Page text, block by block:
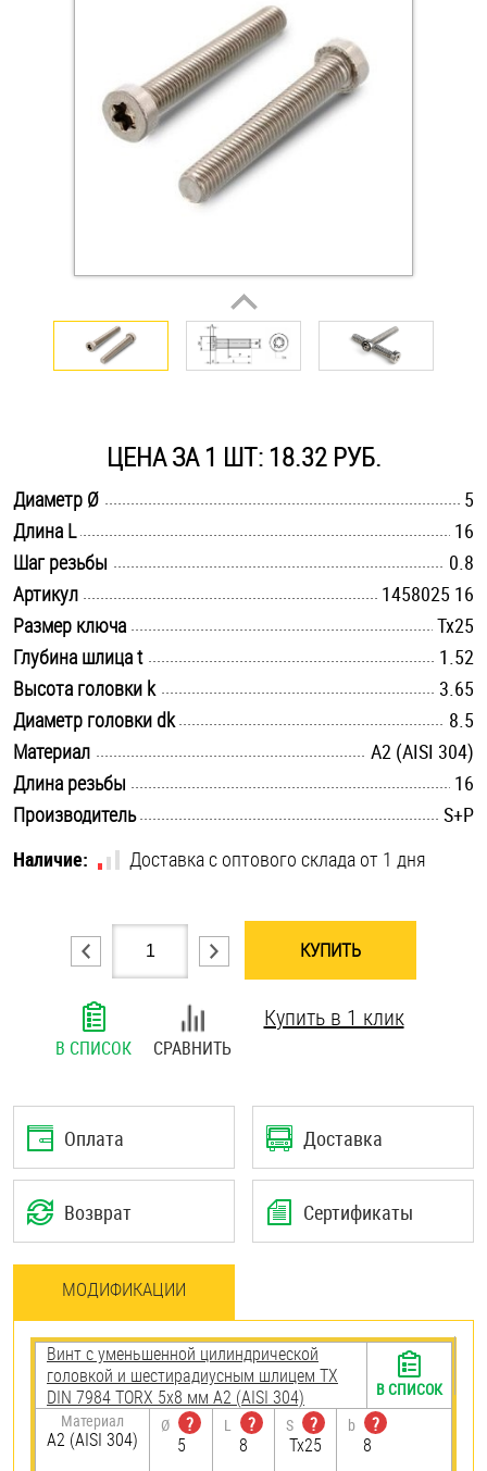
Крюки, кольца с метрической резьбой
Крюки, кольца с шурупной резьбой
Пробки
Стопорные кольца
Такелаж
Хомуты
Шайбы
Шпильки
Шплинты
Штифты и пальцы
ЦЕНА ЗА 1 ШТ: 18.32 РУБ.
Диаметр Ø
5
Длина L
16
Шаг резьбы
0.8
Артикул
1458025 16
Размер ключа
Tx25
Глубина шлица t
1.52
Высота головки k
3.65
Диаметр головки dk
8.5
Материал
А2 (AISI 304)
Длина резьбы
16
Производитель
S+P
Наличие:
Доставка с оптового склада от 1 дня
КУПИТЬ
В СПИСОК СРАВНИТЬ
Купить в 1 клик
Оплата Доставка
Возврат Сертификаты
МОДИФИКАЦИИ
Винт с уменьшенной цилиндрической
головкой и шестирадиусным шлицем TX
DIN 7984 TORX 5х8 мм А2 (AISI 304)
Материал
А2 (AISI 304)
Ø
?
5
L
?
8
S
?
Tx25
b
?
8
В СПИСОК